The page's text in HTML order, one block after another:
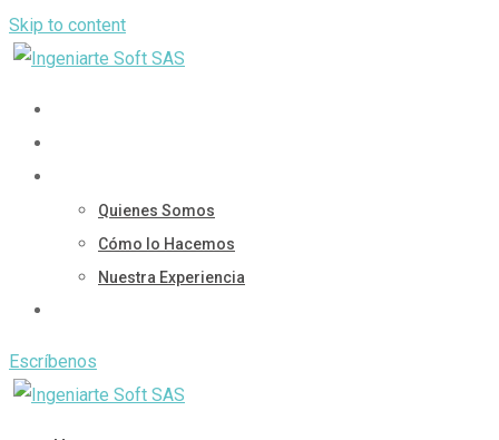
Skip to content
Quienes Somos
Cómo lo Hacemos
Nuestra Experiencia
Escríbenos